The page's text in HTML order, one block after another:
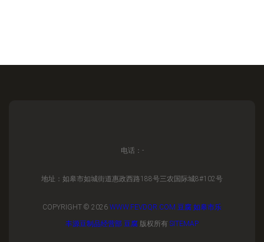
电话：-
地址：如皋市如城街道惠政西路188号三农国际城8#102号
COPYRIGHT © 2026 WWW.FEVDQR.COM 豆腐 如皋市乐
丰源豆制品经营部 豆腐 版权所有 SITEMAP